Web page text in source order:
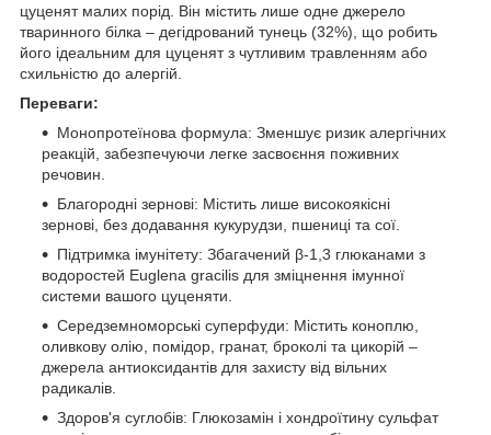
цуценят малих порід. Він містить лише одне джерело
тваринного білка – дегідрований тунець (32%), що робить
його ідеальним для цуценят з чутливим травленням або
схильністю до алергій.
Переваги:
Монопротеїнова формула: Зменшує ризик алергічних
реакцій, забезпечуючи легке засвоєння поживних
речовин.
Благородні зернові: Містить лише високоякісні
зернові, без додавання кукурудзи, пшениці та сої.
Підтримка імунітету: Збагачений β-1,3 глюканами з
водоростей Euglena gracilis для зміцнення імунної
системи вашого цуценяти.
Середземноморські суперфуди: Містить коноплю,
оливкову олію, помідор, гранат, броколі та цикорій –
джерела антиоксидантів для захисту від вільних
радикалів.
Здоров'я суглобів: Глюкозамін і хондроїтину сульфат